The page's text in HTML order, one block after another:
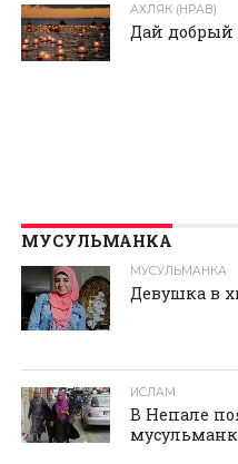
АХЛЯК (НРАВ)
Дай добрый
МУСУЛЬМАНКА
МУСУЛЬМАНКА
Девушка в
ИСЛАМ
В Непале